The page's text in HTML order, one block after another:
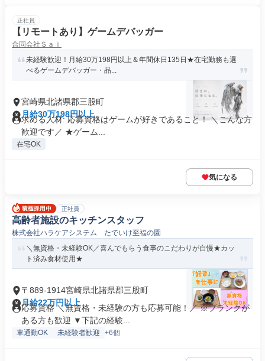
正社員
【リモートあり】ゲームデバッガー
合同会社Ｓａｉ
未経験歓迎！月給30万198円以上＆年間休日135日★在宅勤務も選
べるゲームデバッガー・品...
宮崎県北諸県郡三股町
月給30万198円以上
求める人材: 応募資格はゲームが好きであること！ ＼こんな方
歓迎です／ ★ゲーム...
在宅OK
気になる
正社員
高齢者施設のキッチンスタッフ
株式会社ハラケアシステム たでいけ至福の園
＼無資格・未経験OK／喜んでもらう食事のこだわりが自慢★カッ
ト済み食材使用★
〒889-1914宮崎県北諸県郡三股町
月給22万円以上
応募資格 ＼無資格・未経験の方も応募可能！／ ※ブランクが
ある方も歓迎 ▼下記の経験...
車通勤OK 未経験者歓迎 +6個